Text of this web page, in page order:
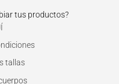
tus productos?
tallas